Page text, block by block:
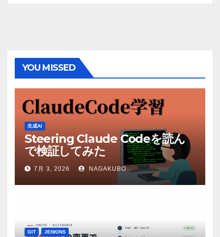
YOU MISSED
生成AI
Steering Claude Codeを読ん
で検証してみた
7月 3, 2026 NAGAKUBO
GIT JENKINS